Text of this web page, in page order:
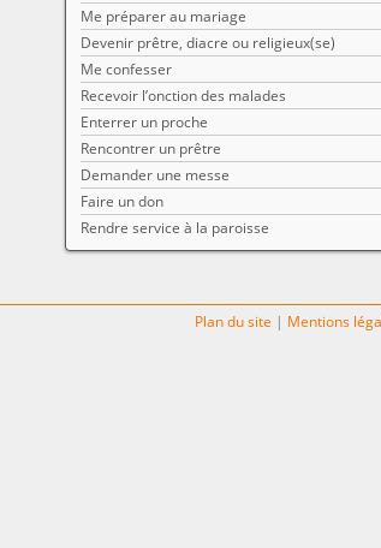
Me préparer au mariage
Devenir prêtre, diacre ou religieux(se)
Me confesser
Recevoir l’onction des malades
Enterrer un proche
Rencontrer un prêtre
Demander une messe
Faire un don
Rendre service à la paroisse
Plan du site | Mentions